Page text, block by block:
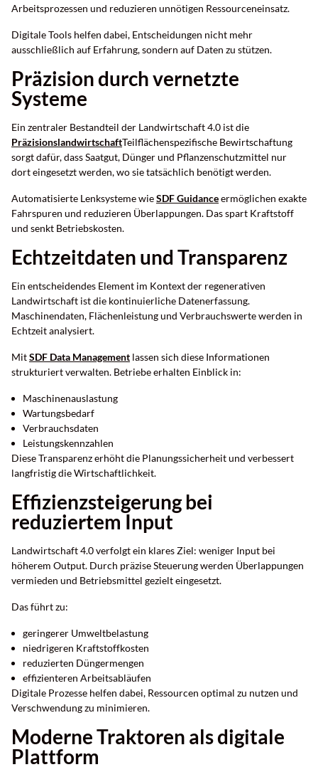
Arbeitsprozessen und reduzieren unnötigen Ressourceneinsatz.
Digitale Tools helfen dabei, Entscheidungen nicht mehr
ausschließlich auf Erfahrung, sondern auf Daten zu stützen.
Präzision durch vernetzte
Systeme
Ein zentraler Bestandteil der Landwirtschaft 4.0 ist die
PräzisionslandwirtschaftTeilflächenspezifische Bewirtschaftung
sorgt dafür, dass Saatgut, Dünger und Pflanzenschutzmittel nur
dort eingesetzt werden, wo sie tatsächlich benötigt werden.
Automatisierte Lenksysteme wieSDF Guidanceermöglichen exakte
Fahrspuren und reduzieren Überlappungen. Das spart Kraftstoff
und senkt Betriebskosten.
Echtzeitdaten und Transparenz
Ein entscheidendes Element im Kontext der regenerativen
Landwirtschaft ist die kontinuierliche Datenerfassung.
Maschinendaten, Flächenleistung und Verbrauchswerte werden in
Echtzeit analysiert.
MitSDF Data Management lassen sich diese Informationen
strukturiert verwalten. Betriebe erhalten Einblick in:
Maschinenauslastung
Wartungsbedarf
Verbrauchsdaten
Leistungskennzahlen
Diese Transparenz erhöht die Planungssicherheit und verbessert
langfristig die Wirtschaftlichkeit.
Effizienzsteigerung bei
reduziertem Input
Landwirtschaft 4.0 verfolgt ein klares Ziel: weniger Input bei
höherem Output. Durch präzise Steuerung werden Überlappungen
vermieden und Betriebsmittel gezielt eingesetzt.
Das führt zu:
geringerer Umweltbelastung
niedrigeren Kraftstoffkosten
reduzierten Düngermengen
effizienteren Arbeitsabläufen
Digitale Prozesse helfen dabei, Ressourcen optimal zu nutzen und
Verschwendung zu minimieren.
Moderne Traktoren als digitale
Plattform